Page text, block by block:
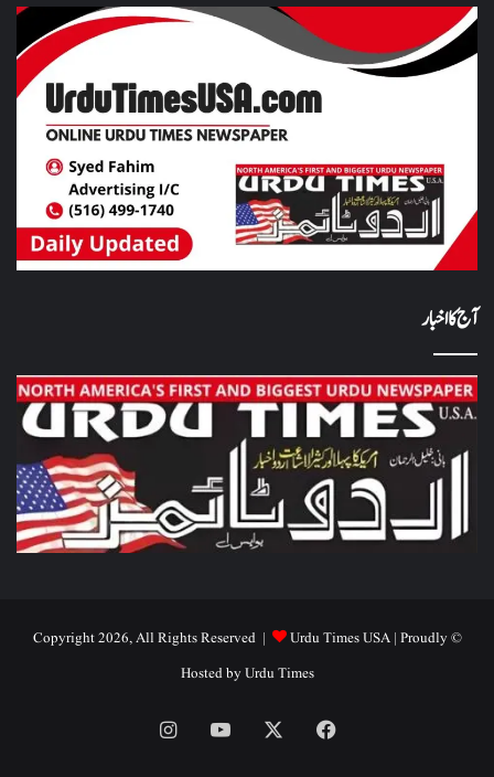
آج کا اخبار
© Copyright 2026, All Rights Reserved |
Urdu Times USA| Proudly
Hosted byUrdu Times
Facebook
YouTube